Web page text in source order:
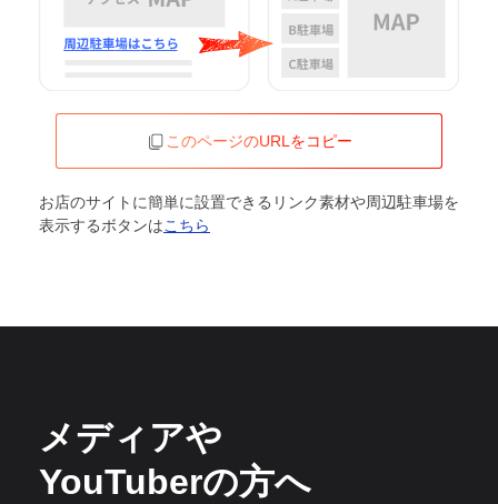
このページのURLをコピー
お店のサイトに簡単に設置できるリンク素材や周辺駐車場を
表示するボタンはこちら
メディアや
YouTuberの方へ